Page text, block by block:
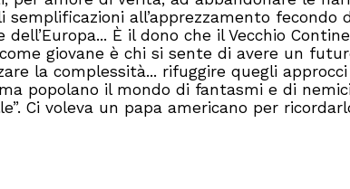
all’apprezzamento fecondo
È il dono che il Vecchio
giovane è chi si sente di avere un
la complessità... rifuggire quegli approcci
popolano il mondo di fantasmi e di
Ci voleva un papa americano per